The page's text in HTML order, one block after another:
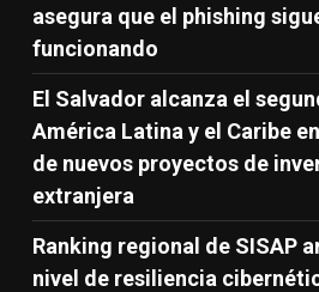
asegura que el phishing
funcionando
El Salvador alcanza el
América Latina y el Caribe
de nuevos proyectos de
extranjera
Ranking regional de SISAP
nivel de resiliencia